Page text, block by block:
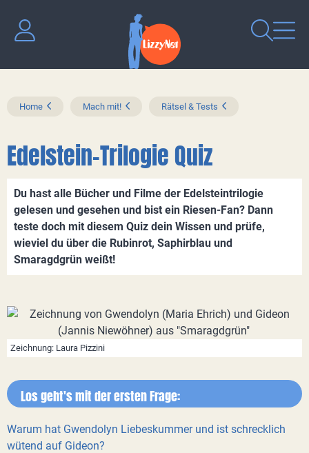
Home Mach mit! Rätsel & Tests
Edelstein-Trilogie Quiz
Du hast alle Bücher und Filme der Edelsteintrilogie
gelesen und gesehen und bist ein Riesen-Fan? Dann
teste doch mit diesem Quiz dein Wissen und prüfe,
wieviel du über die Rubinrot, Saphirblau und
Smaragdgrün weißt!
Zeichnung: Laura Pizzini
Los geht's mit der ersten Frage:
Warum hat Gwendolyn Liebeskummer und ist schrecklich
wütend auf Gideon?